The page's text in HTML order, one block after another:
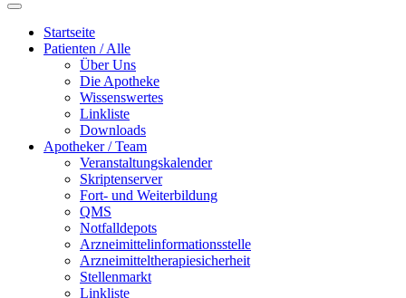
Startseite
Patienten / Alle
Über Uns
Die Apotheke
Wissenswertes
Linkliste
Downloads
Apotheker / Team
Veranstaltungskalender
Skriptenserver
Fort- und Weiterbildung
QMS
Notfalldepots
Arzneimittelinformationsstelle
Arzneimitteltherapiesicherheit
Stellenmarkt
Linkliste